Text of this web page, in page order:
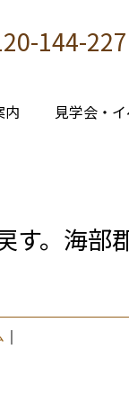
144-227
内 見学会・
す。海部